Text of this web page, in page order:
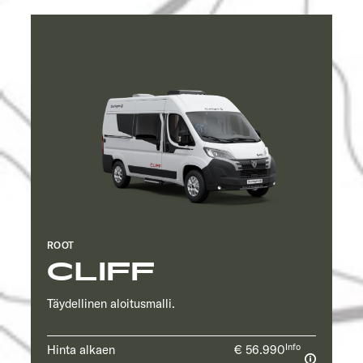
CLIFF
ROOT
Täydellinen aloitusmalli.
Hinta alkaen € 56.990Info